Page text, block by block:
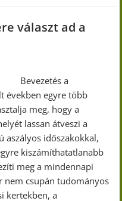
választ ad a
Bevezetés a
években egyre több
meg, hogy a
lassan átveszi a
aszályos időszakokkal,
kiszámíthatatlanabb
meg a mindennapi
nem csupán tudományos
kertekben, a